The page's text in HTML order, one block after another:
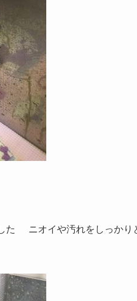
た
ニオイや汚れをしっかり